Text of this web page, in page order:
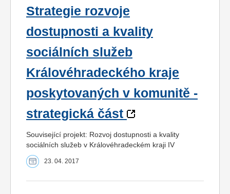
Strategie rozvoje
dostupnosti a kvality
sociálních služeb
Královéhradeckého kraje
poskytovaných v komunitě -
strategická část
Související projekt: Rozvoj dostupnosti a kvality
sociálních služeb v Královéhradeckém kraji IV
23. 04. 2017